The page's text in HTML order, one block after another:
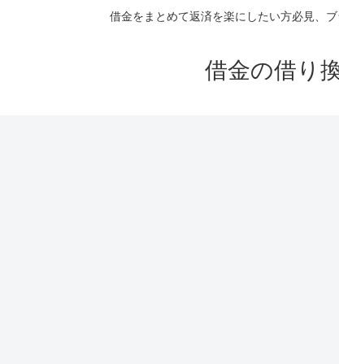
借金をまとめて返済を楽にしたい方必見、
借金の借り